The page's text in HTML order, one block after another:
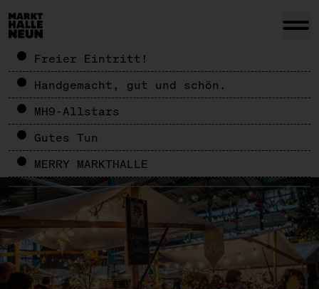
Freier Eintritt!
Handgemacht, gut und schön.
MH9-Allstars
Gutes Tun
MERRY MARKTHALLE